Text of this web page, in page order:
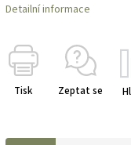
Detailní informace
Tisk Zeptat se